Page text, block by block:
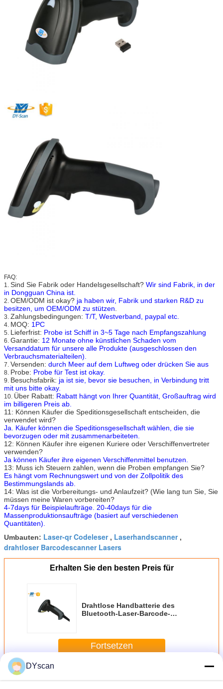
FAQ:
1. Sind Sie Fabrik oder Handelsgesellschaft? Wir sind Fabrik, in der
in Dongguan China ist.
2. OEM/ODM ist okay? ja haben wir, Fabrik und starken R&D zu
besitzen, um OEM/ODM zu stützen
3. Zahlungsbedingungen: T/T, Westverband, paypal etc.
4. MOQ: 1PC
5. Lieferfrist: Probe ist Schiff in 3~5 Tage nach Empfangszahlung
6. Garantie: 12 Monate ohne künstlichen Schaden vom
Versanddatum für unsere alle Produkte (ausgeschlossen den
Verbrauchsmaterialteilen).
7. Versenden: durch Meer auf dem Luftweg oder drücken Sie aus
8. Probe: Probe für Test ist okay.
9. Besuchsfabrik: ja ist sie, bevor sie besuchen, in Verbindung tritt
mit uns bitte okay.
10. Über Rabatt: Rabatt hängt von Ihrer Quantität, Großauftrag wird
im billigeren Preis ab.
11: Können Käufer die Speditionsgesellschaft entscheiden, die
verwendet wird?
Ja. Käufer können die Speditionsgesellschaft wählen, die sie
bevorzugen oder mit zusammenarbeiteten.
12: Können Käufer ihre eigenen Kuriere oder Verschiffenvertreter
verwenden?
Ja können Käufer ihre eigenen Verschiffenmittel benutzen.
13: Muss ich Steuern zahlen, wenn die Proben empfangen Sie?
Es hängt vom Rechnungswert und von der Zollpolitik des
Bestimmungslands ab.
14: Was ist die Vorbereitungs- und Anlaufzeit? (Wie lang tun Sie, Sie
müssen meine Waren vorbereiten?
4-7days für Beispielaufträge. 20-40days für die
Massenproduktionsaufträge (basiert auf verschiedenen
Quantitäten).
Umbauten: Laser-qr Codeleser, Laserhandscanner,
drahtloser Barcodescanner Lasers
Erhalten Sie den besten Preis für
Drahtlose Handbatterie des
Bluetooth-Laser-Barcode-
Fortsetzen
Mehr
DYscan